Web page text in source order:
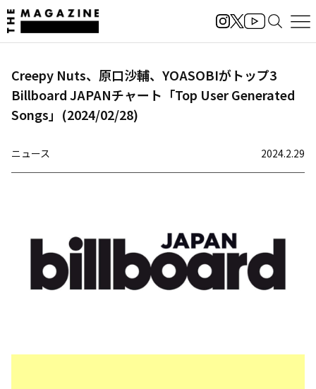
Creepy Nuts、原口沙輔、YOASOBIがトップ3
Billboard JAPANチャート「Top User Generated
Songs」(2024/02/28)
ニュース 2024.2.29